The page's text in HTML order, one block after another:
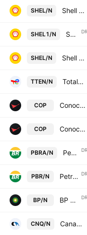
SHEL/N Shell Plc
SHEL1/N Shell Plc Sponsored ADR DR
SHEL/N Shell Plc
TTEN/N TotalEnergies SE
COP ConocoPhillips
COP ConocoPhillips
PBRA/N Petroleo Brasileiro SA Sponsored ADR Pfd DR
PBR/N Petroleo Brasileiro SA Sponsored ADR DR
BP/N BP PLC Sponsored ADR DR
CNQ/N Canadian Natural Resources Limited